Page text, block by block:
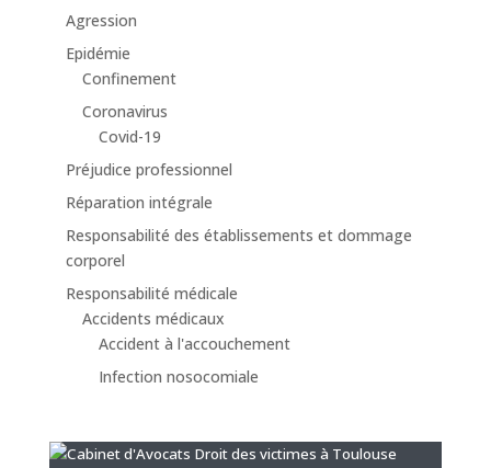
Agression
Epidémie
Confinement
Coronavirus
Covid-19
Préjudice professionnel
Réparation intégrale
Responsabilité des établissements et dommage
corporel
Responsabilité médicale
Accidents médicaux
Accident à l'accouchement
Infection nosocomiale